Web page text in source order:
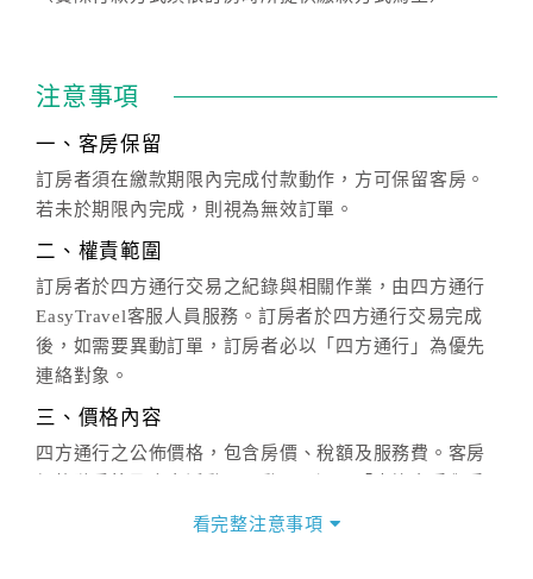
注意事項
一、客房保留
訂房者須在繳款期限內完成付款動作，方可保留客房。
若未於期限內完成，則視為無效訂單。
二、權責範圍
訂房者於四方通行交易之紀錄與相關作業，由四方通行
EasyTravel客服人員服務。訂房者於四方通行交易完成
後，如需要異動訂單，訂房者必以「四方通行」為優先
連絡對象。
三、價格內容
四方通行之公佈價格，包含房價、稅額及服務費。客房
價」之當日價格為標準。
看完整注意事項